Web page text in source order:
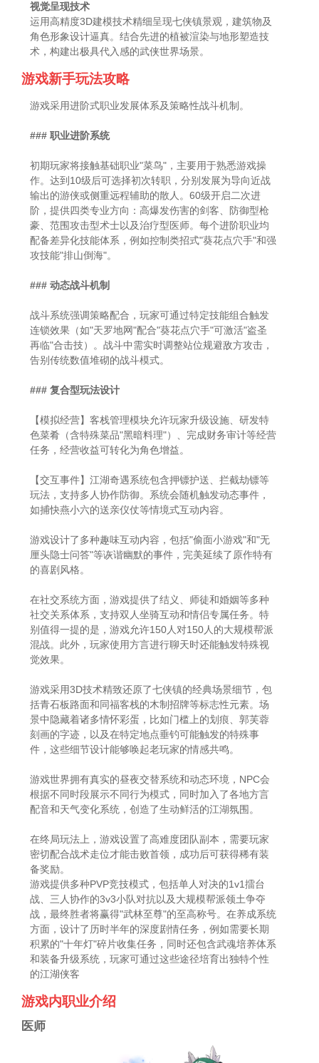
视觉呈现技术
运用高精度3D建模技术精细呈现七侠镇景观，建筑物及
角色形象设计逼真。结合先进的植被渲染与地形塑造技
术，构建出极具代入感的武侠世界场景。
游戏新手玩法攻略
游戏采用进阶式职业发展体系及策略性战斗机制。
### 职业进阶系统
初期玩家将接触基础职业"菜鸟"，主要用于熟悉游戏操
作。达到10级后可选择初次转职，分别发展为导向近战
输出的游侠或侧重远程辅助的散人。60级开启二次进
阶，提供四类专业方向：高爆发伤害的剑客、防御型枪
豪、范围攻击型术士以及治疗型医师。每个进阶职业均
配备差异化技能体系，例如控制类招式"葵花点穴手"和强
攻技能"排山倒海"。
### 动态战斗机制
战斗系统强调策略配合，玩家可通过特定技能组合触发
连锁效果（如"天罗地网"配合"葵花点穴手"可激活"盗圣
再临"合击技）。战斗中需实时调整站位规避敌方攻击，
告别传统数值堆砌的战斗模式。
### 复合型玩法设计
【模拟经营】客栈管理模块允许玩家升级设施、研发特
色菜肴（含特殊菜品"黑暗料理"）、完成财务审计等经营
任务，经营收益可转化为角色增益。
【交互事件】江湖奇遇系统包含押镖护送、拦截劫镖等
玩法，支持多人协作防御。系统会随机触发动态事件，
如捕快燕小六的送亲仪仗等情境式互动内容。
游戏设计了多种趣味互动内容，包括"偷面小游戏"和"无
厘头隐士问答"等诙谐幽默的事件，完美延续了原作特有
的喜剧风格。
在社交系统方面，游戏提供了结义、师徒和婚姻等多种
社交关系体系，支持双人坐骑互动和情侣专属任务。特
别值得一提的是，游戏允许150人对150人的大规模帮派
混战。此外，玩家使用方言进行聊天时还能触发特殊视
觉效果。
游戏采用3D技术精致还原了七侠镇的经典场景细节，包
括青石板路面和同福客栈的木制招牌等标志性元素。场
景中隐藏着诸多情怀彩蛋，比如门槛上的划痕、郭芙蓉
刻画的字迹，以及在特定地点垂钓可能触发的特殊事
件，这些细节设计能够唤起老玩家的情感共鸣。
游戏世界拥有真实的昼夜交替系统和动态环境，NPC会
根据不同时段展示不同行为模式，同时加入了各地方言
配音和天气变化系统，创造了生动鲜活的江湖氛围。
在终局玩法上，游戏设置了高难度团队副本，需要玩家
密切配合战术走位才能击败首领，成功后可获得稀有装
备奖励。
游戏提供多种PVP竞技模式，包括单人对决的1v1擂台
战、三人协作的3v3小队对抗以及大规模帮派领土争夺
战，最终胜者将赢得"武林至尊"的至高称号。在养成系统
方面，设计了历时半年的深度剧情任务，例如需要长期
积累的"十年灯"碎片收集任务，同时还包含武魂培养体系
和装备升级系统，玩家可通过这些途径培育出独特个性
的江湖侠客
游戏内职业介绍
医师